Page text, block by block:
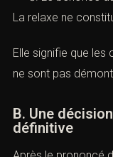
La relaxe ne
Elle signifie que les
B. Une
définitive